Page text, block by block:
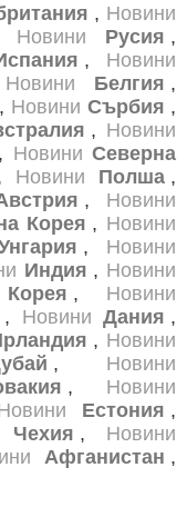
, Новини
Новини Русия ,
, Новини
Новини Белгия ,
, Новини Сърбия ,
, Новини
, Новини Северна
Новини Полша ,
, Новини
Корея , Новини
, Новини
Индия , Новини
, Новини
, Новини Дания ,
, Новини
, Новини
, Новини
Естония ,
Чехия , Новини
Афганистан ,